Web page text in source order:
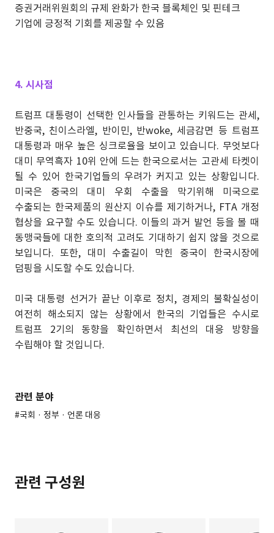
증권거래위원회의 규제 완화가 한국 블록체인 및 핀테크
기업에 긍정적 기회를 제공할 수 있음
4. 시사점
트럼프 대통령이 선택한 인사들을 관통하는 키워드는 관세,
반중국, 친이스라엘, 반이민, 반woke, 세금감면 등 트럼프
대통령과 매우 높은 싱크로율을 보이고 있습니다. 무엇보다
대미 무역흑자 10위 안에 드는 한국으로서는 고관세 타켓이
될 수 있어 한국기업들의 우려가 커지고 있는 상황입니다.
미국은 중국의 대미 우회 수출을 막기위해 미국으로
수출되는 한국제품의 원산지 이슈를 제기하거나, FTA 개정
협상을 요구할 수도 있습니다. 이들의 과거 발언 등을 볼 때
동맹국들에 대한 호의적 고려도 기대하기 쉽지 않을 것으로
보입니다. 또한, 대미 수출길이 막힌 중국이 한국시장에
덤핑을 시도할 수도 있습니다.
미국 대통령 선거가 끝난 이후로 정치, 경제의 불확실성이
여전히 해소되지 않는 상황에서 한국의 기업들은 수시로
트럼프 2기의 동향을 확인하면서 최선의 대응 방향을
수립해야 할 것입니다.
관련 분야
#국회 · 정부 · 언론 대응
관련 구성원